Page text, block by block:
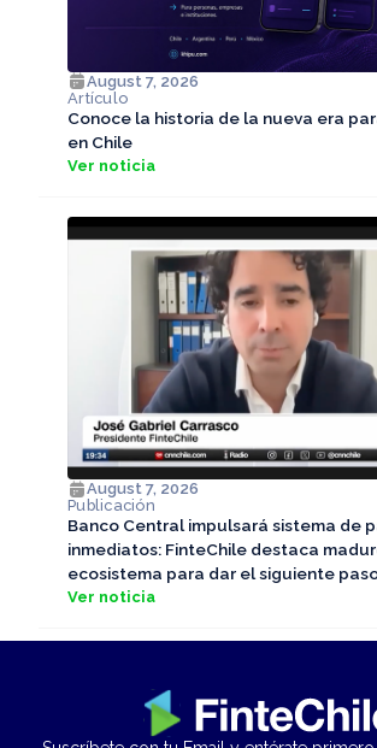
August 7, 2026
Artículo
Conoce la historia de la nueva era
en Chile
Ver noticia
August 7, 2026
Publicación
Banco Central impulsará sistema de
inmediatos: FinteChile destaca
ecosistema para dar el siguiente
Ver noticia